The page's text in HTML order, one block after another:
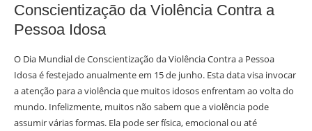
Conscientização da Violência Contra a
Pessoa Idosa
O Dia Mundial de Conscientização da Violência Contra a Pessoa
Idosa é festejado anualmente em 15 de junho. Esta data visa invocar
a atenção para a violência que muitos idosos enfrentam ao volta do
mundo. Infelizmente, muitos não sabem que a violência pode
assumir várias formas. Ela pode ser física, emocional ou até